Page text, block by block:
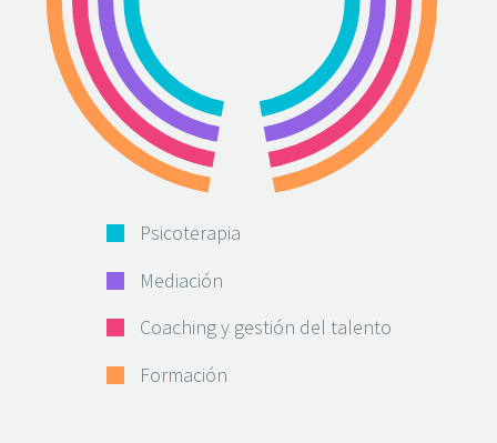
Psicoterapia
Mediación
Coaching y gestión del talento
Formación